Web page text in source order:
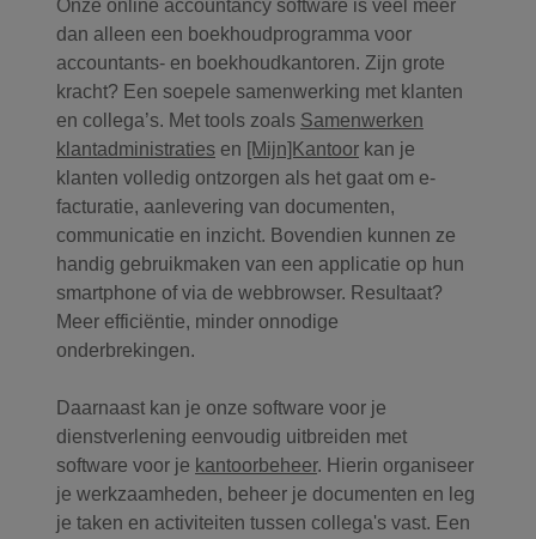
Onze online accountancy software is veel meer
dan alleen een boekhoudprogramma voor
accountants- en boekhoudkantoren. Zijn grote
kracht? Een soepele samenwerking met klanten
en collega’s. Met tools zoals Samenwerken
klantadministraties en [Mijn]Kantoor kan je
klanten volledig ontzorgen als het gaat om e-
facturatie, aanlevering van documenten,
communicatie en inzicht. Bovendien kunnen ze
handig gebruikmaken van een applicatie op hun
smartphone of via de webbrowser. Resultaat?
Meer efficiëntie, minder onnodige
onderbrekingen.
Daarnaast kan je onze software voor je
dienstverlening eenvoudig uitbreiden met
software voor je kantoorbeheer. Hierin organiseer
je werkzaamheden, beheer je documenten en leg
je taken en activiteiten tussen collega's vast. Een